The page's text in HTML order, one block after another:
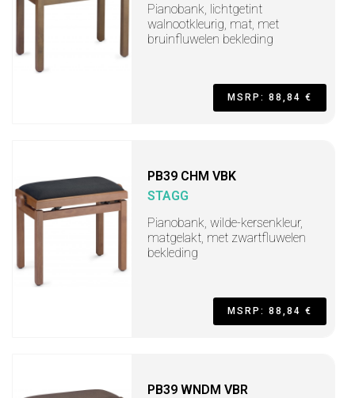
Pianobank, lichtgetint
walnootkleurig, mat, met
bruinfluwelen bekleding
MSRP: 88,84 €
PB39 CHM VBK
STAGG
Pianobank, wilde-kersenkleur,
matgelakt, met zwartfluwelen
bekleding
MSRP: 88,84 €
PB39 WNDM VBR